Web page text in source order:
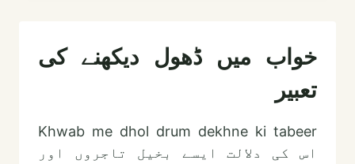
تعبیر
خواب میں ڈھول دیکھنے کی
تعبیر
Khwab me dhol drum dekhne ki tabeer
اس کی دلالت ایسے بخیل تاجروں اور